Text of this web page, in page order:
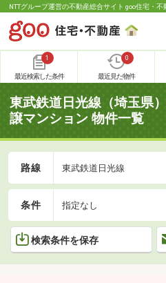
NTTグループ運営の不動産総合サイト goo住宅・不
1
最近検索した条件
0
最近見た物件
東武鉄道日光線（埼玉県
譲マンション 物件一覧
路線 東武鉄道日光線
条件 指定なし
検索条件を保存